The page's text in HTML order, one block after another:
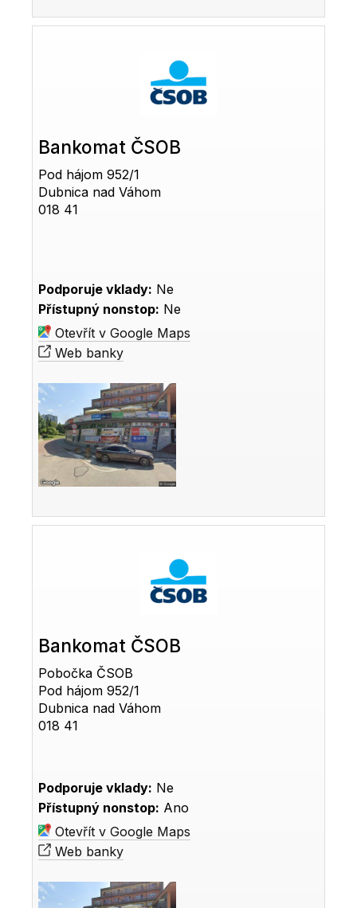
Bankomat ČSOB
Pod hájom 952/1
Dubnica nad Váhom
018 41
Podporuje vklady: Ne
Přístupný nonstop: Ne
Otevřít v Google Maps
Web banky
Bankomat ČSOB
Pobočka ČSOB
Pod hájom 952/1
Dubnica nad Váhom
018 41
Podporuje vklady: Ne
Přístupný nonstop: Ano
Otevřít v Google Maps
Web banky